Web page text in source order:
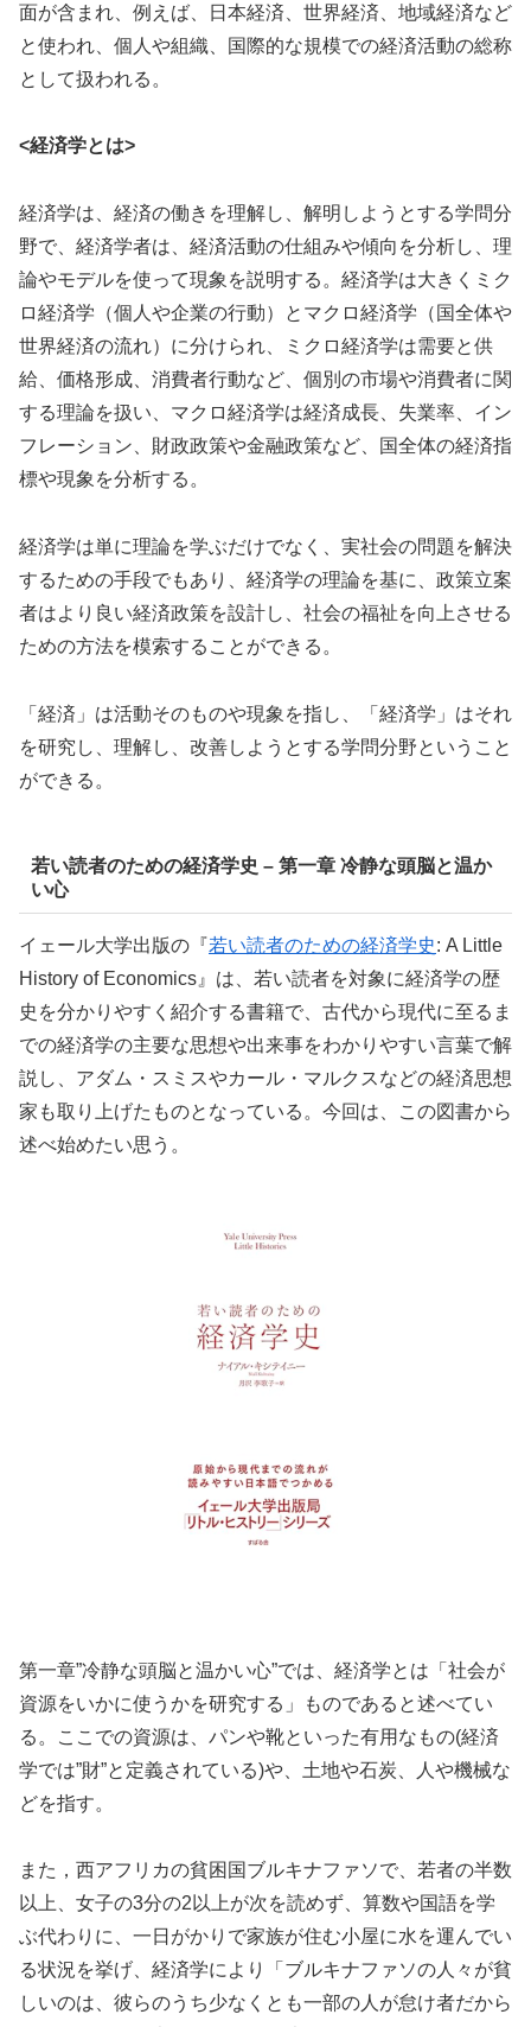
面が含まれ、例えば、日本経済、世界経済、地域経済など
と使われ、個人や組織、国際的な規模での経済活動の総称
として扱われる。
<経済学とは>
経済学は、経済の働きを理解し、解明しようとする学問分
野で、経済学者は、経済活動の仕組みや傾向を分析し、理
論やモデルを使って現象を説明する。経済学は大きくミク
ロ経済学（個人や企業の行動）とマクロ経済学（国全体や
世界経済の流れ）に分けられ、ミクロ経済学は需要と供
給、価格形成、消費者行動など、個別の市場や消費者に関
する理論を扱い、マクロ経済学は経済成長、失業率、イン
フレーション、財政政策や金融政策など、国全体の経済指
標や現象を分析する。
経済学は単に理論を学ぶだけでなく、実社会の問題を解決
するための手段でもあり、経済学の理論を基に、政策立案
者はより良い経済政策を設計し、社会の福祉を向上させる
ための方法を模索することができる。
「経済」は活動そのものや現象を指し、「経済学」はそれ
を研究し、理解し、改善しようとする学問分野ということ
ができる。
若い読者のための経済学史 – 第一章 冷静な頭脳と温か
い心
イェール大学出版の『若い読者のための経済学史: A Little
History of Economics』は、若い読者を対象に経済学の歴
史を分かりやすく紹介する書籍で、古代から現代に至るま
での経済学の主要な思想や出来事をわかりやすい言葉で解
説し、アダム・スミスやカール・マルクスなどの経済思想
家も取り上げたものとなっている。今回は、この図書から
述べ始めたい思う。
第一章”冷静な頭脳と温かい心”では、経済学とは「社会が
資源をいかに使うかを研究する」ものであると述べてい
る。ここでの資源は、パンや靴といった有用なもの(経済
学では”財”と定義されている)や、土地や石炭、人や機械な
どを指す。
また，西アフリカの貧困国ブルキナファソで、若者の半数
以上、女子の3分の2以上が次を読めず、算数や国語を学
ぶ代わりに、一日がかりで家族が住む小屋に水を運んでい
る状況を挙げ、経済学により「ブルキナファソの人々が貧
しいのは、彼らのうち少なくとも一部の人が怠け者だから